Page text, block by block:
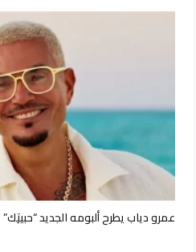
عمرو دياب يطرح ألبومه الجديد “حبيتِك”